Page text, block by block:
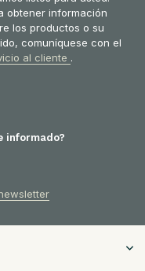
obtener información
los productos o su
comuníquese con el
al cliente .
informado?